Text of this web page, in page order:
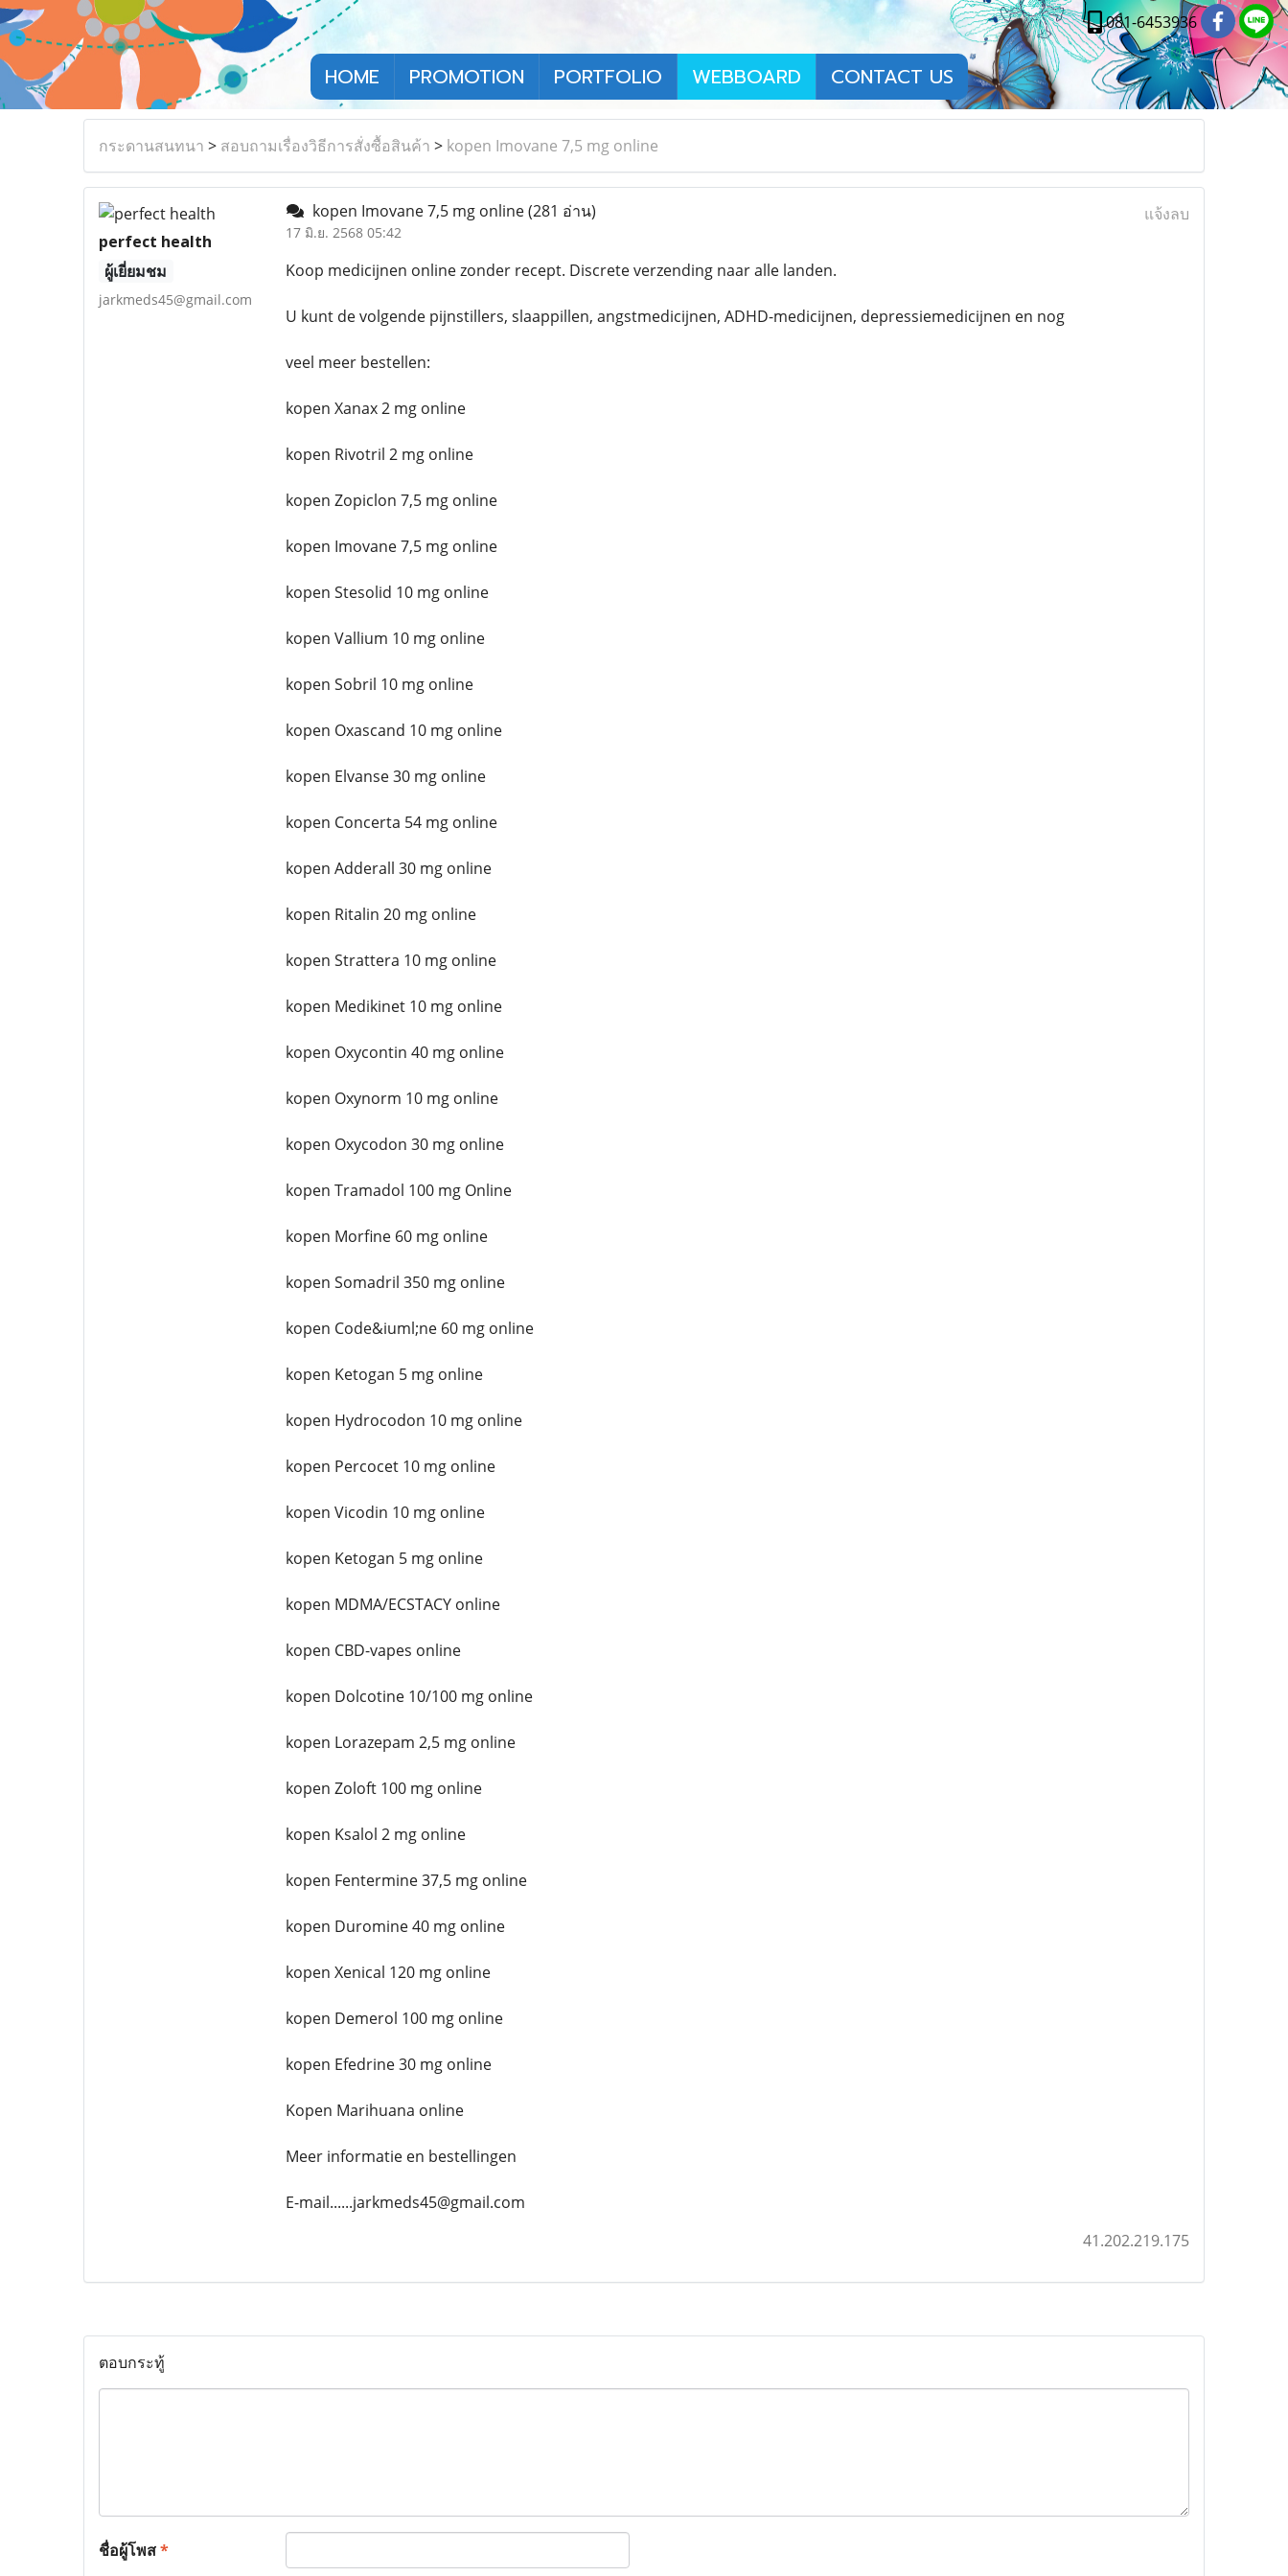
081-6453936
HOME PROMOTION PORTFOLIO WEBBOARD CONTACT US
กระดานสนทนา > สอบถามเรื่องวิธีการสั่งซื้อสินค้า > kopen Imovane 7,5 mg online
perfect health
ผู้เยี่ยมชม
jarkmeds45@gmail.com
kopen Imovane 7,5 mg online(281 อ่าน)
17 มิ.ย. 2568 05:42
แจ้งลบ
Koop medicijnen online zonder recept. Discrete verzending naar alle landen.
U kunt de volgende pijnstillers, slaappillen, angstmedicijnen, ADHD-medicijnen, depressiemedicijnen en nog
veel meer bestellen:
kopen Xanax 2 mg online
kopen Rivotril 2 mg online
kopen Zopiclon 7,5 mg online
kopen Imovane 7,5 mg online
kopen Stesolid 10 mg online
kopen Vallium 10 mg online
kopen Sobril 10 mg online
kopen Oxascand 10 mg online
kopen Elvanse 30 mg online
kopen Concerta 54 mg online
kopen Adderall 30 mg online
kopen Ritalin 20 mg online
kopen Strattera 10 mg online
kopen Medikinet 10 mg online
kopen Oxycontin 40 mg online
kopen Oxynorm 10 mg online
kopen Oxycodon 30 mg online
kopen Tramadol 100 mg Online
kopen Morfine 60 mg online
kopen Somadril 350 mg online
kopen Code&iuml;ne 60 mg online
kopen Ketogan 5 mg online
kopen Hydrocodon 10 mg online
kopen Percocet 10 mg online
kopen Vicodin 10 mg online
kopen Ketogan 5 mg online
kopen MDMA/ECSTACY online
kopen CBD-vapes online
kopen Dolcotine 10/100 mg online
kopen Lorazepam 2,5 mg online
kopen Zoloft 100 mg online
kopen Ksalol 2 mg online
kopen Fentermine 37,5 mg online
kopen Duromine 40 mg online
kopen Xenical 120 mg online
kopen Demerol 100 mg online
kopen Efedrine 30 mg online
Kopen Marihuana online
Meer informatie en bestellingen
E-mail......jarkmeds45@gmail.com
41.202.219.175
ตอบกระทู้
ชื่อผู้โพส*